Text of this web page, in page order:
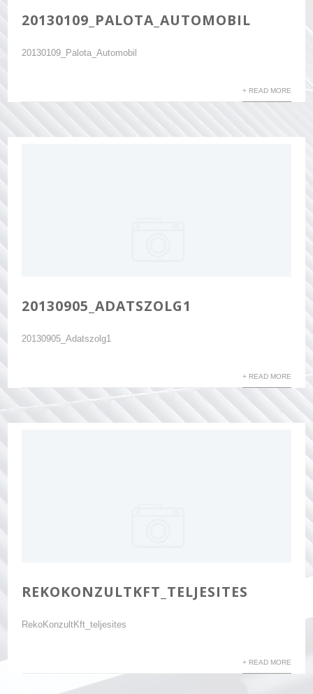
20130109_PALOTA_AUTOMOBIL
20130109_Palota_Automobil
+ READ MORE
20130905_ADATSZOLG1
20130905_Adatszolg1
+ READ MORE
REKOKONZULTKFT_TELJESITES
RekoKonzultKft_teljesites
+ READ MORE